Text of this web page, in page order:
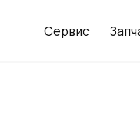
Сервис